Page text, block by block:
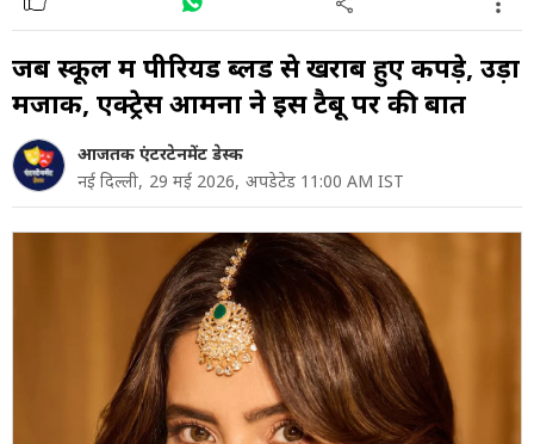
जब स्कूल में पीरियड ब्लड से खराब हुए कपड़े, उड़ा
मजाक, एक्ट्रेस आमना ने इस टैबू पर की बात
आजतक एंटरटेनमेंट डेस्क
नई दिल्ली, 29 मई 2026, अपडेटेड 11:00 AM IST